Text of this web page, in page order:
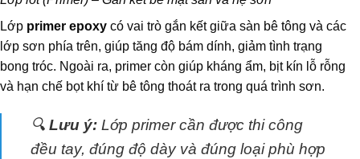
Lớp primer epoxy có vai trò gắn kết giữa sàn bê tông và các
lớp sơn phía trên, giúp tăng độ bám dính, giảm tình trạng
bong tróc. Ngoài ra, primer còn giúp kháng ẩm, bịt kín lỗ rỗng
và hạn chế bọt khí từ bê tông thoát ra trong quá trình sơn.
🔍 Lưu ý: Lớp primer cần được thi công
đều tay, đúng độ dày và đúng loại phù hợp